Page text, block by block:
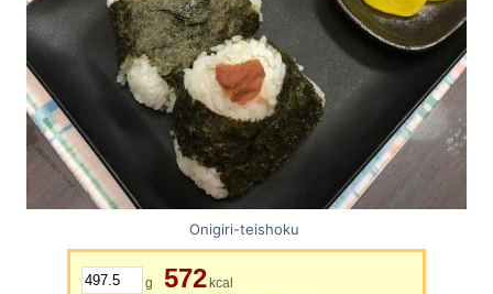
Onigiri-teishoku
g 572 kcal